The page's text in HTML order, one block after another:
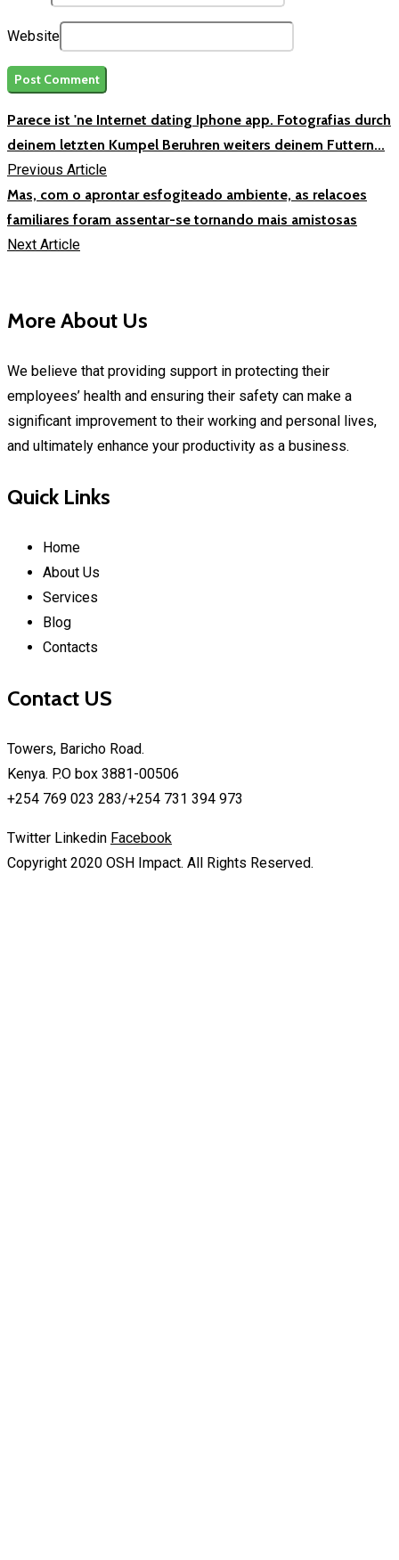
Website
Parece ist 'ne Internet dating Iphone app. Fotografias durch
deinem letzten Kumpel Beruhren weiters deinem Futtern...
Previous Article
Mas, com o aprontar esfogiteado ambiente, as relacoes
familiares foram assentar-se tornando mais amistosas
Next Article
More About Us
We believe that providing support in protecting their
employees’ health and ensuring their safety can make a
significant improvement to their working and personal lives,
and ultimately enhance your productivity as a business.
Quick Links
Home
About Us
Services
Blog
Contacts
Contact US
Towers, Baricho Road.
Kenya. P.O box 3881-00506
+254 769 023 283/+254 731 394 973
Twitter Linkedin Facebook
Copyright 2020 OSH Impact. All Rights Reserved.